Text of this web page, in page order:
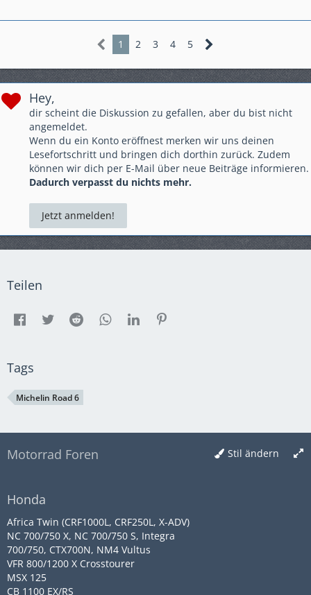
1 2 3 4 5
Hey,
dir scheint die Diskussion zu gefallen, aber du bist nicht
angemeldet.
Wenn du ein Konto eröffnest merken wir uns deinen
Lesefortschritt und bringen dich dorthin zurück. Zudem
können wir dich per E-Mail über neue Beiträge informieren.
Dadurch verpasst du nichts mehr.
Jetzt anmelden!
Teilen
Tags
Michelin Road 6
Stil ändern
Motorrad Foren
Honda
Africa Twin (CRF1000L, CRF250L, X-ADV)
NC 700/750 X, NC 700/750 S, Integra
700/750, CTX700N, NM4 Vultus
VFR 800/1200 X Crosstourer
MSX 125
CB 1100 EX/RS